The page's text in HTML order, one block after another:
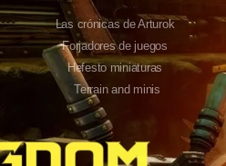
Las crónicas de Arturok
Forjadores de juegos
Hefesto miniaturas
Terrain and minis